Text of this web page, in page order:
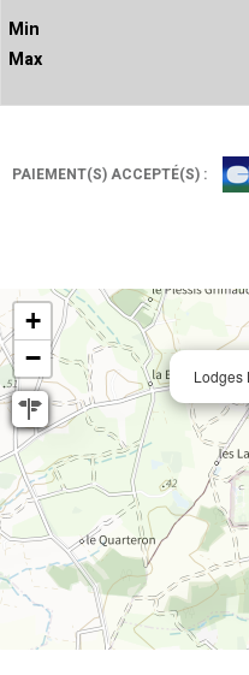
PAIEMENT(S) ACCEPTÉ(S) :
Lodges
+
−